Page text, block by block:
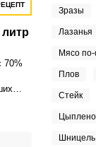
70%
Зразы
Лазанья
Мясо
Плов
Стейк
Шницель